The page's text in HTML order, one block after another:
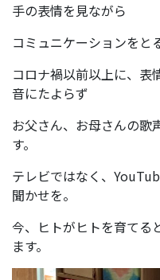
手の表情を見ながら
コミュニケーションをと
コロナ禍以前以上に、表
音にたよらず
お父さん、お母さんの歌
す。
テレビではなく、
聞かせを。
今、ヒトがヒトを育てる
ます。